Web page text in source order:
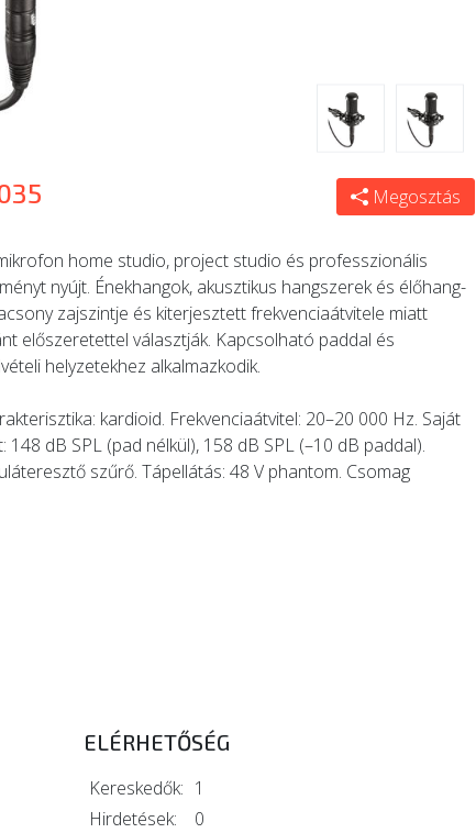
Megosztás
home studio, project studio és professzionális
nyújt. Énekhangok, akusztikus hangszerek és élőhang-
zajszintje és kiterjesztett frekvenciaátvitele miatt
előszeretettel választják. Kapcsolható paddal és
helyzetekhez alkalmazkodik.
kardioid. Frekvenciaátvitel: 20–20 000 Hz. Saját
dB SPL (pad nélkül), 158 dB SPL (–10 dB paddal).
szűrő. Tápellátás: 48 V phantom. Csomag
ELÉRHETŐSÉG
Kereskedők: 1
Hirdetések:
0